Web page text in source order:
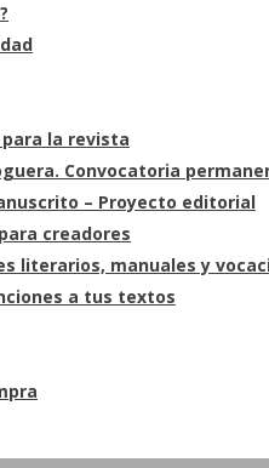
la revista
Convocatoria
– Proyecto editorial
creadores
literarios, manuales y
a tus textos